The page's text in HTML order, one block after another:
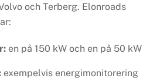
och Terberg. Elonroads
en på 150 kW och en på 50 kW
exempelvis energimonitorering